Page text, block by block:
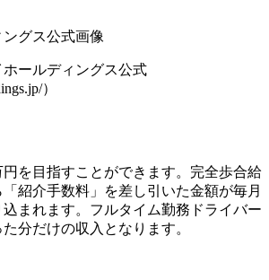
ールディングス公式
）
円を目指すことができます。完全歩合給
紹介手数料」を差し引いた金額が毎月
まれます。フルタイム勤務ドライバー
分だけの収入となります。